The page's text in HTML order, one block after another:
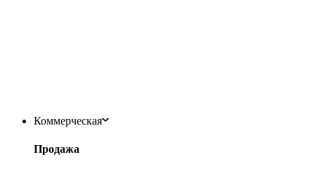
Коммерческая
Продажа